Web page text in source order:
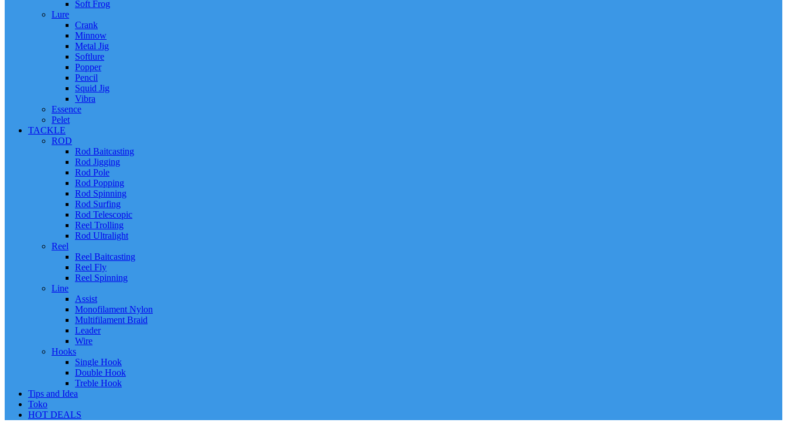
Soft Frog
Lure
Crank
Minnow
Metal Jig
Softlure
Popper
Pencil
Squid Jig
Vibra
Essence
Pelet
TACKLE
ROD
Rod Baitcasting
Rod Jigging
Rod Pole
Rod Popping
Rod Spinning
Rod Surfing
Rod Telescopic
Reel Trolling
Rod Ultralight
Reel
Reel Baitcasting
Reel Fly
Reel Spinning
Line
Assist
Monofilament Nylon
Multifilament Braid
Leader
Wire
Hooks
Single Hook
Double Hook
Treble Hook
Tips and Idea
Toko
HOT DEALS